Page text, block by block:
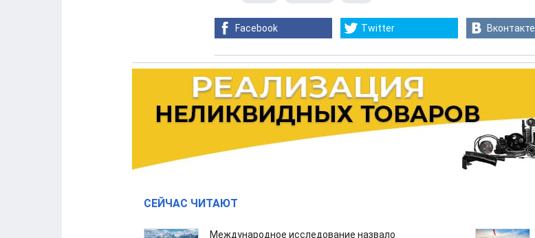
Facebook Twitter Вконтакте
СЕЙЧАС ЧИТАЮТ
Международное исследование назвало